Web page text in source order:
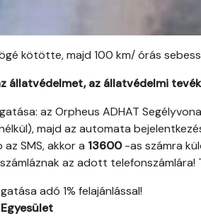
kötötte, majd 100 km/ órás
állatvédelmet, az állatvédelmi
az Orpheus ADHAT
majd az automata
SMS, akkor a 13600-as számra
az adott
adó 1% felajánlással!